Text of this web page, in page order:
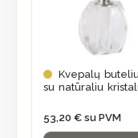
Kvepalų
su natūraliu
53,20 € su PVM